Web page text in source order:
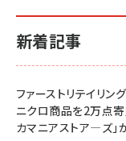
小
￥
年
￥
ル
￥
新着記事
ファーストリテイリ
ニクロ商品を2万点
カマニアストア―ズ」